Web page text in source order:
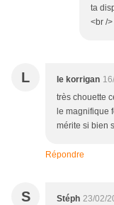
ta
<br /
L le korrigan
très chouette
le magnifique
mérite si bien
Répondre
S Stéph 23/02/